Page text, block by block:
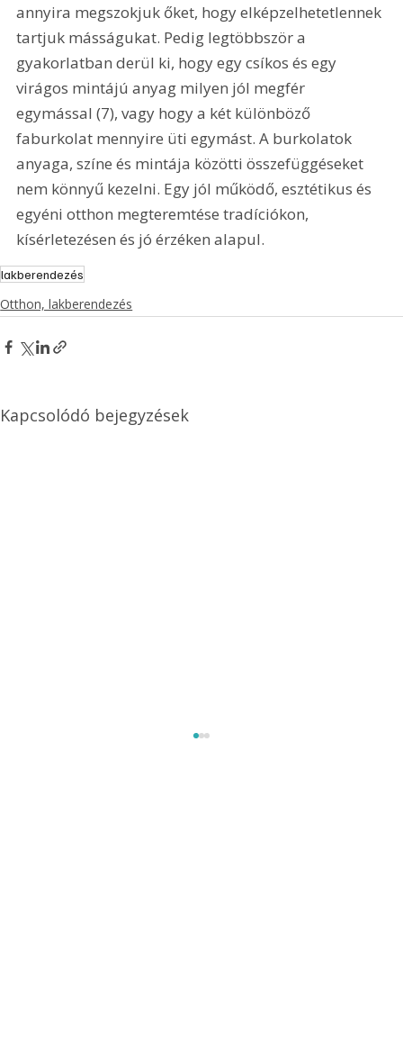
annyira megszokjuk őket, hogy elképzelhetetlennek
tartjuk másságukat. Pedig legtöbbször a
gyakorlatban derül ki, hogy egy csíkos és egy
virágos mintájú anyag milyen jól megfér
egymással (7), vagy hogy a két különböző
faburkolat mennyire üti egymást. A burkolatok
anyaga, színe és mintája közötti összefüggéseket
nem könnyű kezelni. Egy jól működő, esztétikus és
egyéni otthon megteremtése tradíciókon,
kísérletezésen és jó érzéken alapul.
lakberendezés
Otthon, lakberendezés
Kapcsolódó bejegyzések